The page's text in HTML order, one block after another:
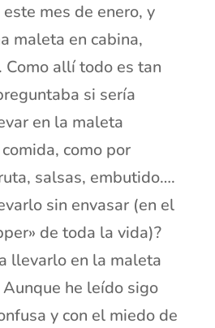
mes de enero, y
maleta en cabina,
Como allí todo es tan
si sería
en la maleta
como por
salsas, embutido….
sin envasar (en el
de toda la vida)?
llevarlo en la maleta
Aunque he leído sigo
y con el miedo de